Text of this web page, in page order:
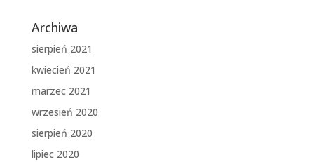
Archiwa
sierpień 2021
kwiecień 2021
marzec 2021
wrzesień 2020
sierpień 2020
lipiec 2020